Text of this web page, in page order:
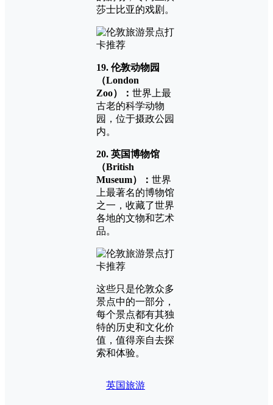
莎士比亚的戏剧。
19. 伦敦动物园
（London
Zoo）： 世界上最
古老的科学动物
园，位于摄政公园
内。
20. 英国博物馆
（British
Museum）： 世界
上最著名的博物馆
之一，收藏了世界
各地的文物和艺术
品。
这些只是伦敦众多
景点中的一部分，
每个景点都有其独
特的历史和文化价
值，值得亲自去探
索和体验。
英国旅游